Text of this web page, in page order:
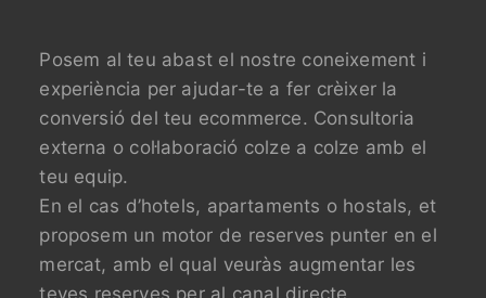
Posem al teu abast el nostre coneixement i
experiència per ajudar-te a fer crèixer la
conversió del teu ecommerce. Consultoria
externa o col·laboració colze a colze amb el
teu equip.
En el cas d’hotels, apartaments o hostals, et
proposem un motor de reserves punter en el
mercat, amb el qual veuràs augmentar les